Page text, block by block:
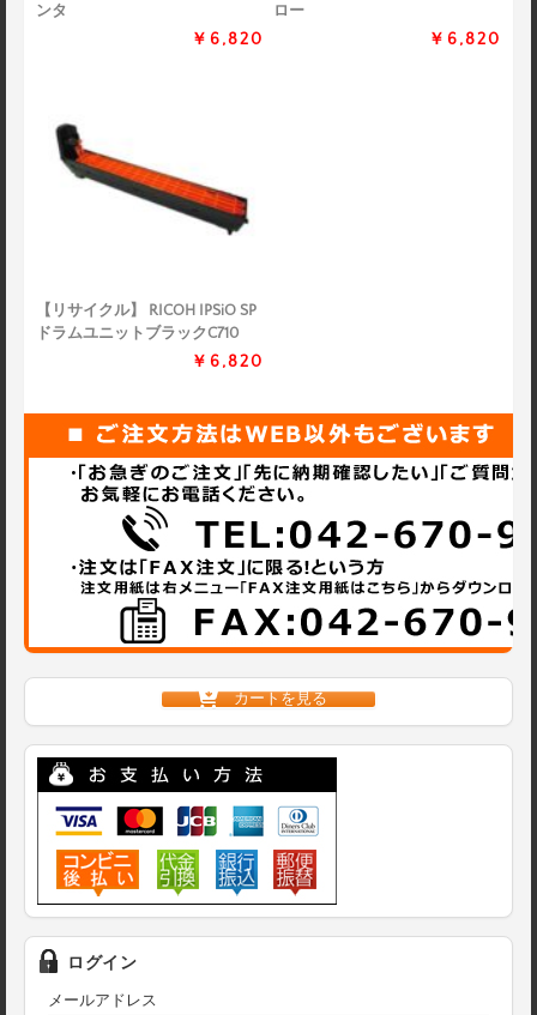
ンタ
￥6,820
ロー
￥6,820
【リサイクル】 RICOH IPSiO SP
ドラムユニットブラックC710
￥6,820
カートを見る
ログイン
メールアドレス